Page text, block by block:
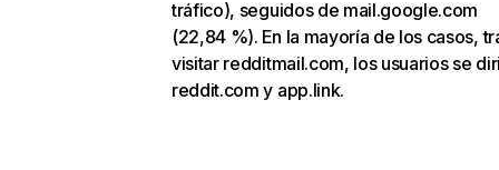
tráfico), seguidos de mail.google.com
(22,84 %). En la mayoría de los casos,
visitar redditmail.com, los usuarios se
reddit.com y app.link.